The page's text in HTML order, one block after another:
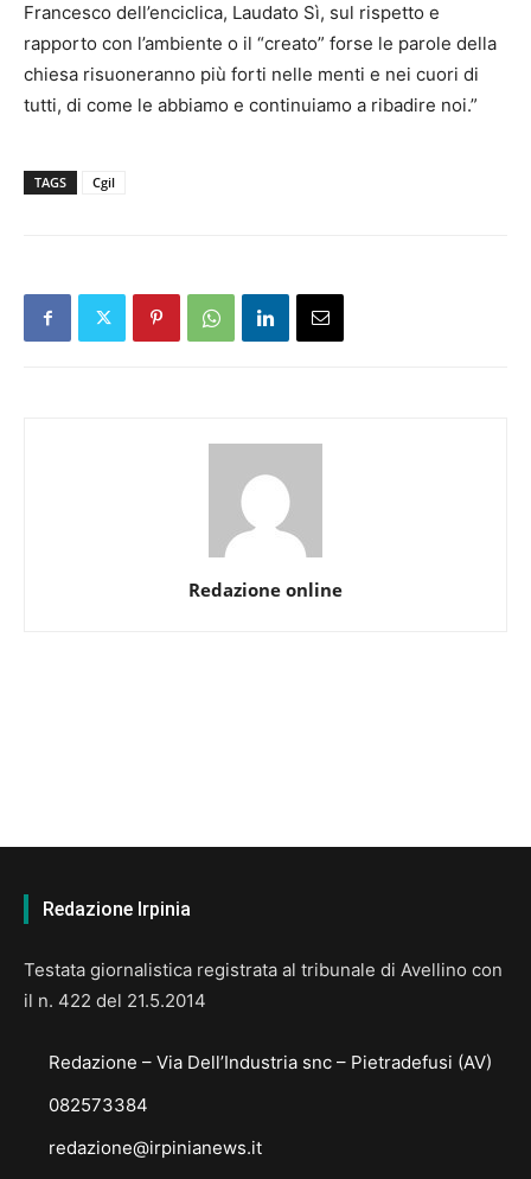
Francesco dell’enciclica, Laudato Sì, sul rispetto e
rapporto con l’ambiente o il “creato” forse le parole della
chiesa risuoneranno più forti nelle menti e nei cuori di
tutti, di come le abbiamo e continuiamo a ribadire noi.”
TAGS Cgil
Redazione online
Redazione Irpinia
Testata giornalistica registrata al tribunale di Avellino con
il n. 422 del 21.5.2014
Redazione – Via Dell’Industria snc – Pietradefusi (AV)
082573384
redazione@irpinianews.it